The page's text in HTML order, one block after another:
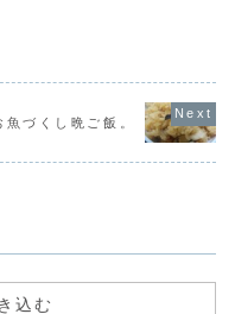
お休みになりま
まではずっと波も
おだやかないいお
船...
魚づくし晩ご飯。
込む